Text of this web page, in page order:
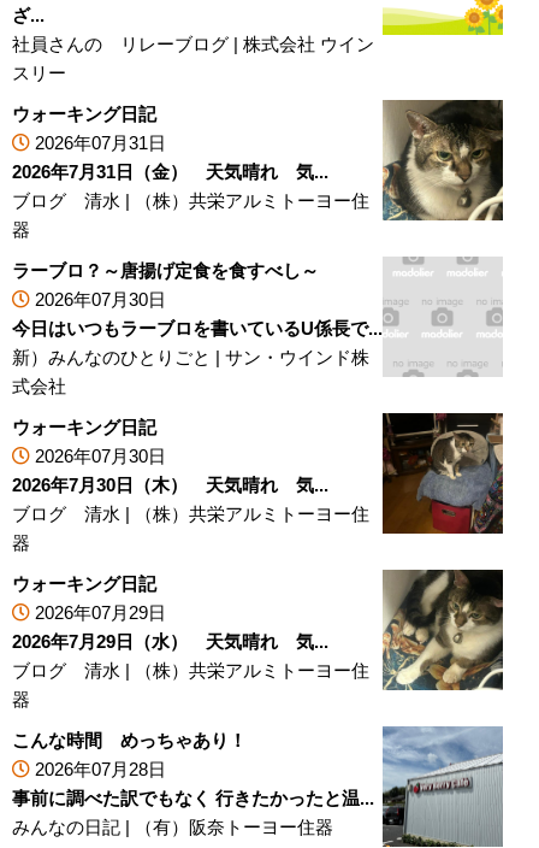
ざ...
社員さんの リレーブログ | 株式会社 ウイン
スリー
ウォーキング日記
2026年07月31日
2026年7月31日（金） 天気晴れ 気...
ブログ 清水 |
（株）共栄アルミトーヨー住
器
ラーブロ？～唐揚げ定食を食すべし～
2026年07月30日
今日はいつもラーブロを書いているU係長で...
新）みんなのひとりごと | サン・ウインド株
式会社
ウォーキング日記
2026年07月30日
2026年7月30日（木） 天気晴れ 気...
ブログ 清水 |
（株）共栄アルミトーヨー住
器
ウォーキング日記
2026年07月29日
2026年7月29日（水） 天気晴れ 気...
ブログ 清水 |
（株）共栄アルミトーヨー住
器
こんな時間 めっちゃあり！
2026年07月28日
事前に調べた訳でもなく 行きたかったと温...
みんなの日記 | （有）阪奈トーヨー住器